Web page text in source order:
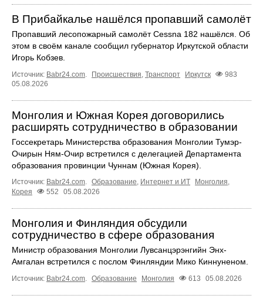
В Прибайкалье нашёлся пропавший самолёт
Пропавший лесопожарный самолёт Cessna 182 нашёлся. Об
этом в своём канале сообщил губернатор Иркутской области
Игорь Кобзев.
Источник: Babr24.com Происшествия Транспорт Иркутск
983
05.08.2026
Монголия и Южная Корея договорились
расширять сотрудничество в образовании
Госсекретарь Министерства образования Монголии Тумэр-
Очирын Ням-Очир встретился с делегацией Департамента
образования провинции Чуннам (Южная Корея).
Источник: Babr24.com Образование Интернет и ИТ Монголия
Корея
552 05.08.2026
Монголия и Финляндия обсудили
сотрудничество в сфере образования
Министр образования Монголии Лувсанцэрэнгийн Энх-
Амгалан встретился с послом Финляндии Мико Киннуненом.
Источник: Babr24.com. Образование Монголия 613 05.08.2026